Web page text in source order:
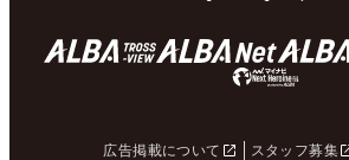
広告掲載について スタッフ募集